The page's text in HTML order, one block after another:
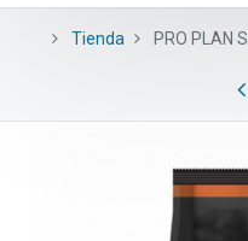
Tienda PRO PLAN